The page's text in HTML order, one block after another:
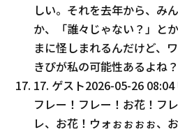
しい。それを去年から、み
か、「誰々じゃない？」と
まに怪しまれるんだけど、
きぴが私の可能性あるよね
17. ゲスト2026-05-26 08:04
フレー！フレー！お花！フ
レ、お花！ウォぉぉぉぉ、